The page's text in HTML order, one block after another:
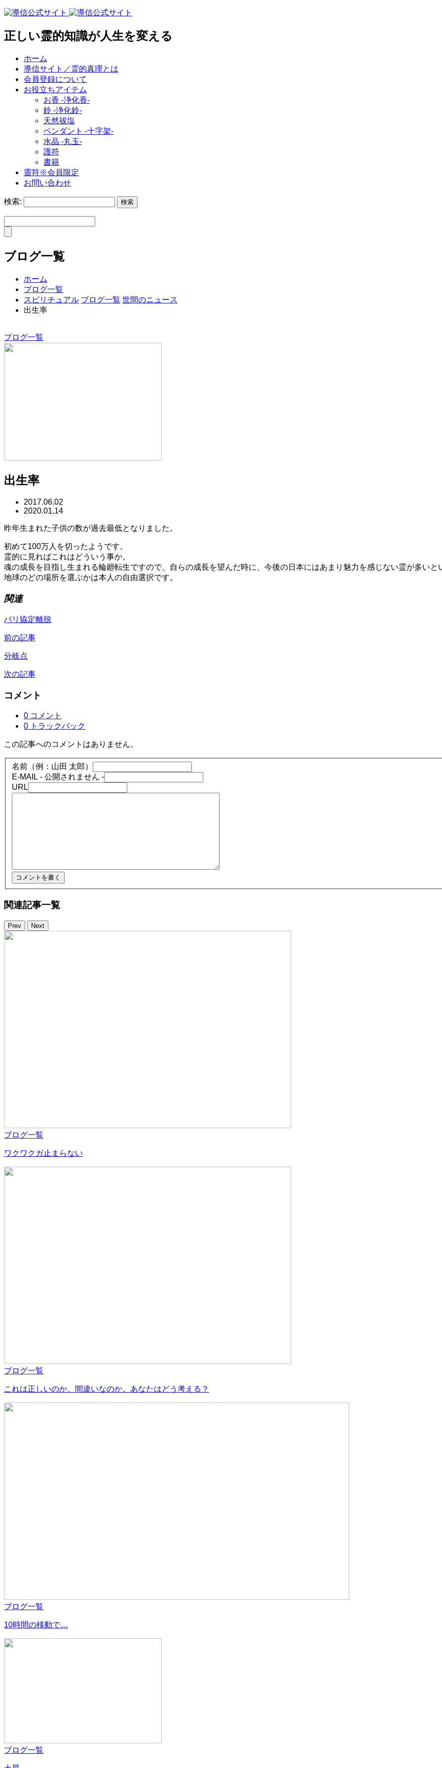
正しい霊的知識が人生を変える
ホーム
導信サイト／霊的真理とは
会員登録について
お役立ちアイテム
お香 ‐浄化香‐
鈴 ‐浄化鈴‐
天然祓塩
ペンダント -十字架-
水晶 -丸玉-
護符
書籍
靈符※会員限定
お問い合わせ
検索:
ブログ一覧
ホーム
ブログ一覧
スピリチュアル ブログ一覧 世間のニュース
出生率
ブログ一覧
出生率
2017.06.02
2020.01.14
昨年生まれた子供の数が過去最低となりました。
初めて100万人を切ったようです。
霊的に見ればこれはどういう事か。
魂の成長を目指し生まれる輪廻転生ですので、自らの成長を望んだ時に、今後の日本にはあまり魅力を感じない霊が多いと
地球のどの場所を選ぶかは本人の自由選択です。
関連
パリ協定離脱
前の記事
分岐点
次の記事
コメント
0 コメント
0 トラックバック
この記事へのコメントはありません。
名前（例：山田 太郎）
E-MAIL - 公開されません -
URL
関連記事一覧
Prev Next
ブログ一覧
ワクワクガ止まらない
ブログ一覧
これは正しいのか、間違いなのか。あなたはどう考える？
ブログ一覧
10時間の移動で…
ブログ一覧